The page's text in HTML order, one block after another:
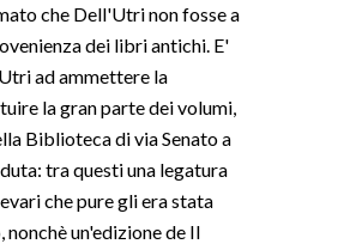
che Dell'Utri non fosse a
dei libri antichi. E'
ad ammettere la
la gran parte dei volumi,
Biblioteca di via Senato a
tra questi una legatura
che pure gli era stata
nonchè un'edizione de Il